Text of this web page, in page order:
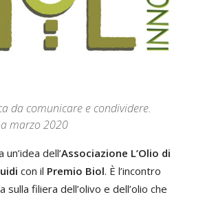
da comunicare e condividere.
marzo 2020
dell’Associazione L’Olio di
con il Premio Biol. È l’incontro
sulla filiera dell’olivo e dell’olio che